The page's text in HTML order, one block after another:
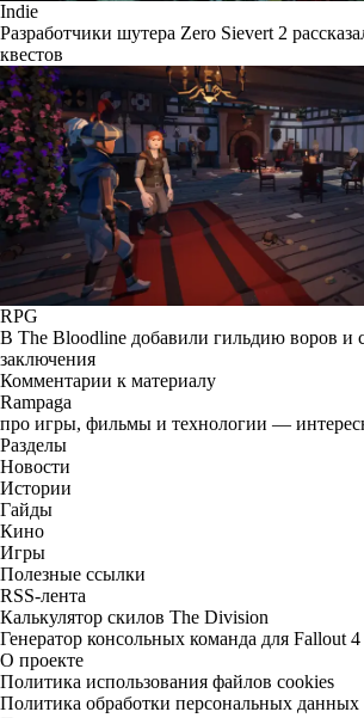
Indie
Разработчики шутера Zero Sievert 2
квестов
RPG
В The Bloodline добавили гильдию воров и
заключения
Комментарии к материалу
Rampaga
про игры, фильмы и технологии —
Разделы
Новости
Истории
Гайды
Кино
Игры
Полезные ссылки
RSS-лента
Калькулятор скилов The Division
Генератор консольных команда для Fallout 4
О проекте
Политика использования файлов cookies
Политика обработки персональных данных